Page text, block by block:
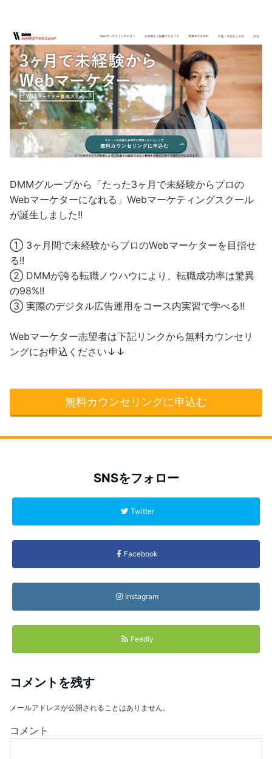
DMMグループから「たった3ヶ月で未経験からプロの
Webマーケターになれる」Webマーケティングスクール
が誕生しました!!
① 3ヶ月間で未経験からプロのWebマーケターを目指せ
る!!
② DMMが誇る転職ノウハウにより、転職成功率は驚異
の98%!!
③ 実際のデジタル広告運用をコース内実習で学べる!!
Webマーケター志望者は下記リンクから無料カウンセリ
ングにお申込ください↓↓
無料カウンセリングに申込む
SNSをフォロー
Twitter
Facebook
Instagram
Feedly
コメントを残す
メールアドレスが公開されることはありません。
コメント